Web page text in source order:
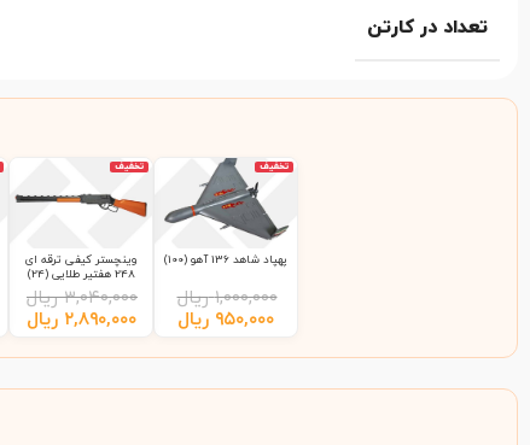
تعداد در کارتن
تخفیف
پهپاد شاهد 136 آهو (100)
۱,۰۰۰,۰۰۰ ریال
۹۵۰,۰۰۰ ریال
تخفیف
وینچستر کیفی ترقه ای
248 هفتیر طلایی (24)
۳,۰۴۰,۰۰۰ ریال
۲,۸۹۰,۰۰۰ ریال